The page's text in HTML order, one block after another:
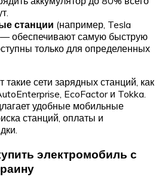
станции (например, Tesla
обеспечивают самую быструю
только для определенных
сети зарядных станций, как
EcoFactor и Tokka.
удобные мобильные
станций, оплаты и
электромобиль с